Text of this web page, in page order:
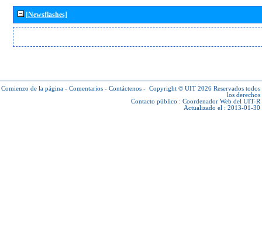
[Newsflashes]
Comienzo de la página - Comentarios - Contáctenos - Copyright © UIT 2026 Reservados todos
los derechos
Contacto público : Coordenador Web del UIT-R
Actualizado el : 2013-01-30